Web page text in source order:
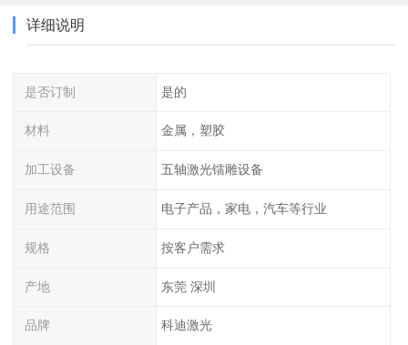
详细说明
是否订制 是的
材料 金属，塑胶
加工设备 五轴激光镭雕设备
用途范围 电子产品，家电，汽车等行业
规格 按客户需求
产地 东莞 深圳
品牌 科迪激光